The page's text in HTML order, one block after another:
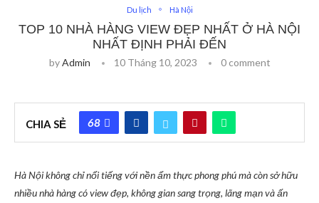
Du lịch Hà Nội
TOP 10 NHÀ HÀNG VIEW ĐẸP NHẤT Ở HÀ NỘI
NHẤT ĐỊNH PHẢI ĐẾN
byAdmin 10 Tháng 10, 2023 0 comment
CHIA SẺ 68
Hà Nội không chỉ nổi tiếng với nền ẩm thực phong phú mà còn sở hữu
nhiều nhà hàng có view đẹp, không gian sang trọng, lãng mạn và ấn